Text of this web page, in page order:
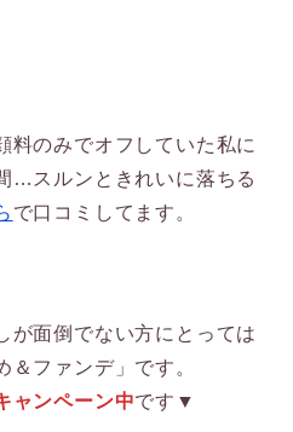
料のみでオフしていた私に
…スルンときれいに落ちる
で口コミしてます。
が面倒でない方にとっては
＆ファンデ」です。
ャンペーン中です▼